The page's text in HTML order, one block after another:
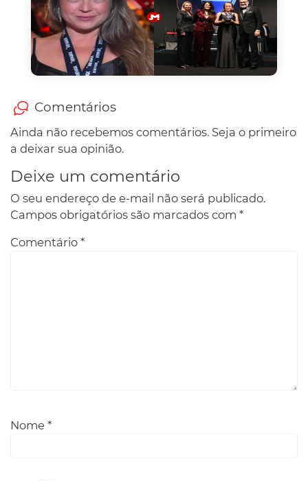
Comentários
Ainda não recebemos comentários. Seja o primeiro
a deixar sua opinião.
Deixe um comentário
O seu endereço de e-mail não será publicado.
Campos obrigatórios são marcados com *
Comentário *
Nome *